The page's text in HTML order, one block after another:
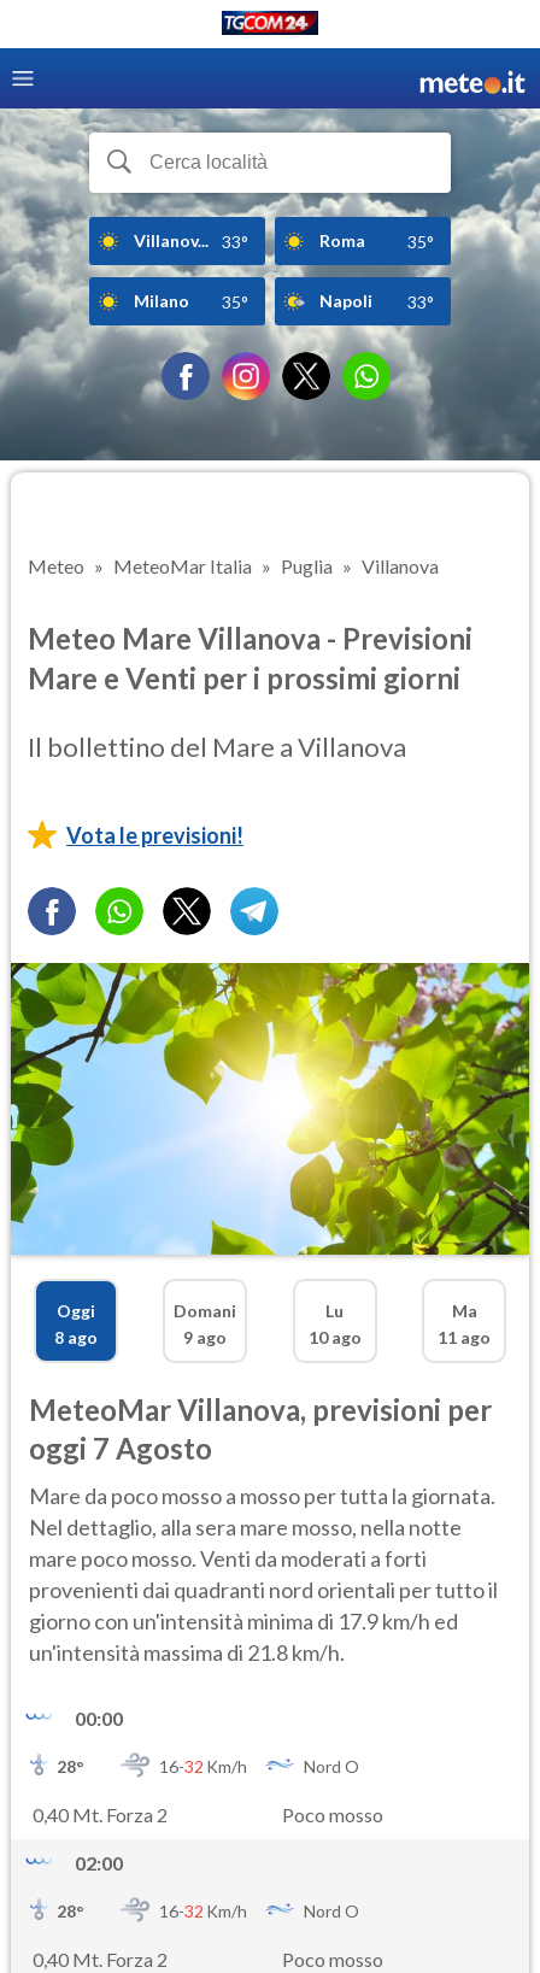
Villanov... 33° Roma 35°
Milano 35° Napoli 33°
Meteo MeteoMar Italia Puglia Villanova
Meteo Mare Villanova - Previsioni
Mare e Venti per i prossimi giorni
Il bollettino del Mare a Villanova
Vota le previsioni!
Oggi
8 ago
Domani
9 ago
Lu
10 ago
Ma
11 ago
MeteoMarVillanova, previsioni per
oggi 7 Agosto
Mare da poco mosso a mosso per tutta la giornata.
Nel dettaglio, alla sera mare mosso, nella notte
mare poco mosso. Venti da moderati a forti
provenienti dai quadranti nord orientali per tutto il
giorno con un'intensità minima di 17.9 km/h ed
un'intensità massima di 21.8 km/h.
00:00
28° 16-32 Km/h Nord O
0,40 Mt. Forza 2 Poco mosso
02:00
28° 16-32 Km/h Nord O
0,40 Mt. Forza 2 Poco mosso